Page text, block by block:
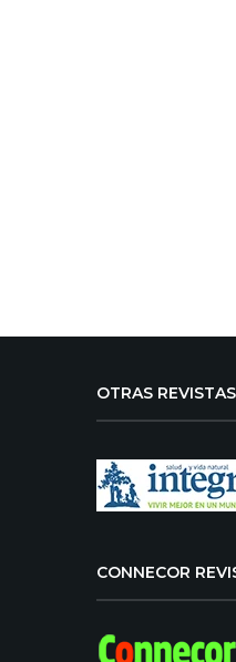
OTRAS
CONNECOR